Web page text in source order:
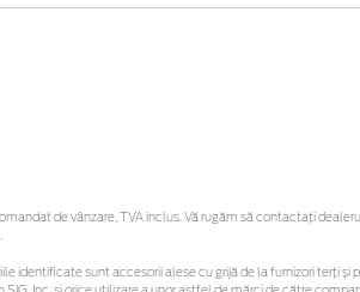
de vânzare, TVA inclus. Vă rugăm să contactaţi
identificate sunt accesorii alese cu grijă de la furnizori terți